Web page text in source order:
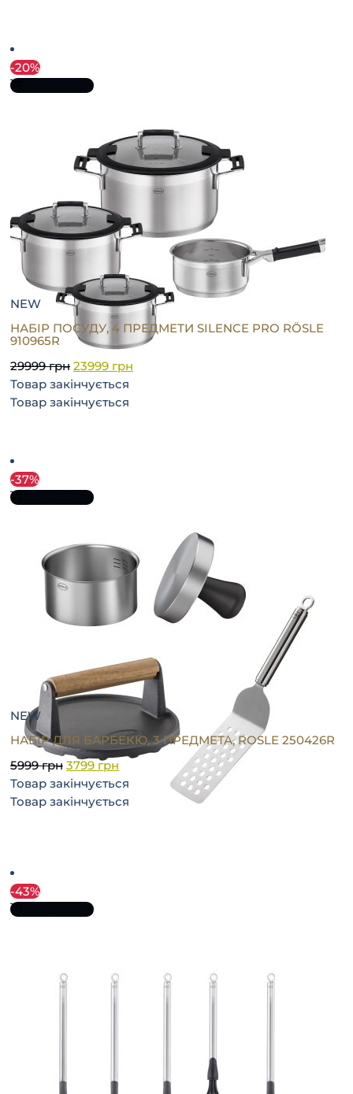
-20%
До кошика
NEW
НАБІР ПОСУДУ, 4 ПРЕДМЕТИ SILENCE PRO RÖSLE
910965R
29999грн 23999 грн
Товар закінчується
Товар закінчується
-37%
До кошика
NEW
НАБІР ДЛЯ БАРБЕКЮ, 3 ПРЕДМЕТА, ROSLE 250426R
5999грн 3799 грн
Товар закінчується
Товар закінчується
-43%
До кошика